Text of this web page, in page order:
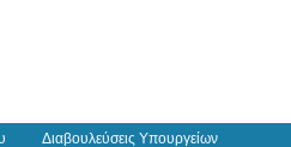
Διαβουλεύσεις Υπουργείων